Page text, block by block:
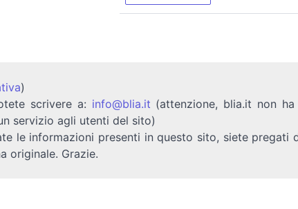
)
scrivere a: info@blia.it (attenzione, blia.it non
servizio agli utenti del sito)
le informazioni presenti in questo sito, siete
originale. Grazie.